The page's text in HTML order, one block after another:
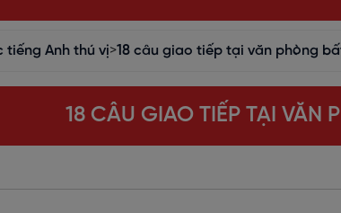
tiếng Anh thú vị>18 câu giao tiếp tại văn phòng
18 CÂU GIAO TIẾP TẠI VĂN